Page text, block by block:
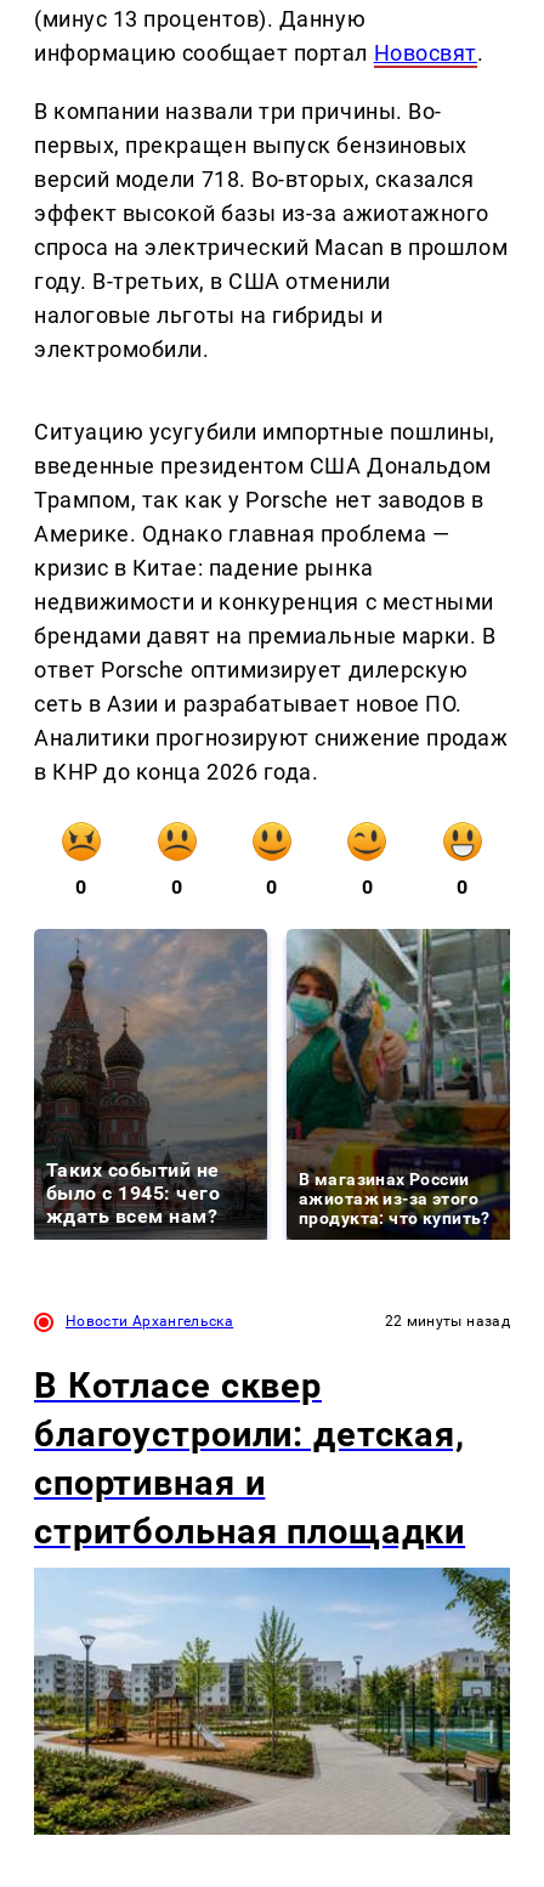
(минус 13 процентов). Данную
информацию сообщает портал Новосвят.
В компании назвали три причины. Во-
первых, прекращен выпуск бензиновых
версий модели 718. Во-вторых, сказался
эффект высокой базы из-за ажиотажного
спроса на электрический Macan в прошлом
году. В-третьих, в США отменили
налоговые льготы на гибриды и
электромобили.
Ситуацию усугубили импортные пошлины,
введенные президентом США Дональдом
Трампом, так как у Porsche нет заводов в
Америке. Однако главная проблема —
кризис в Китае: падение рынка
недвижимости и конкуренция с местными
брендами давят на премиальные марки. В
ответ Porsche оптимизирует дилерскую
сеть в Азии и разрабатывает новое ПО.
Аналитики прогнозируют снижение продаж
в КНР до конца 2026 года.
0 0 0 0 0
Таких событий не
было с 1945: чего
ждать всем нам?
В магазинах России
ажиотаж из-за этого
продукта: что купить?
Новости Архангельска 22 минуты назад
В Котласе сквер
благоустроили: детская,
спортивная и
стритбольная площадки